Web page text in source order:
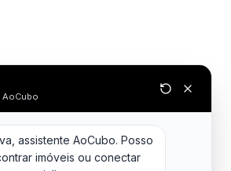
assistente AoCubo. Posso
imóveis ou conectar